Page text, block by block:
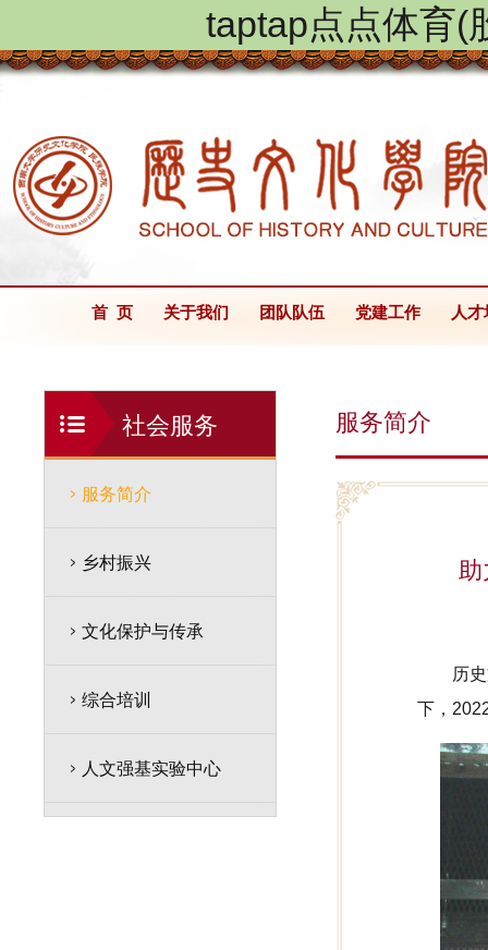
taptap点点体育(
首 页 关于我们 团队队伍 党建工作 人
社会服务
服务简介
乡村振兴
文化保护与传承
综合培训
人文强基实验中心
服务简介
助
历
下，